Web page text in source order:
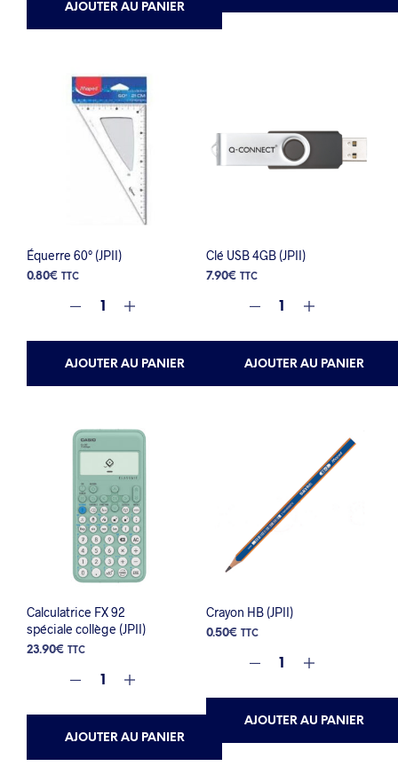
AJOUTER AU PANIER
Équerre 60° (JPII)
0.80€ TTC
AJOUTER AU PANIER
Clé USB 4GB (JPII)
7.90€ TTC
AJOUTER AU PANIER
Calculatrice FX 92
spéciale collège (JPII)
23.90€ TTC
AJOUTER AU PANIER
Crayon HB (JPII)
0.50€ TTC
AJOUTER AU PANIER